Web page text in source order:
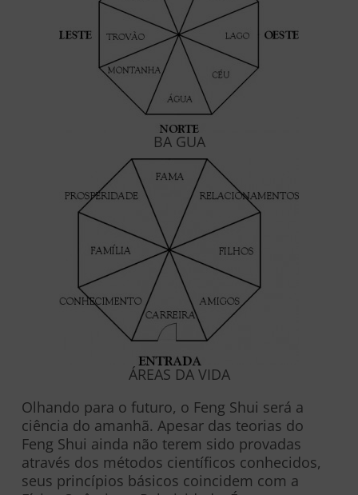
BA GUA
ÁREAS DA VIDA
Olhando para o futuro, o Feng Shui será a
ciência do amanhã. Apesar das teorias do
Feng Shui ainda não terem sido provadas
através dos métodos científicos conhecidos,
seus princípios básicos coincidem com a